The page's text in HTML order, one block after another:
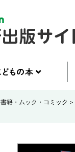
書籍・ムック・コミック